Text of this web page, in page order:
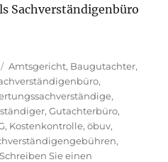
Sachverständigenbüro
Schlagwörter
Amtsgericht, Baugutachter,
,
,
,Gutachterbüro,
, Kostenkontrolle,öbuv,
,
Schreiben Sie einen